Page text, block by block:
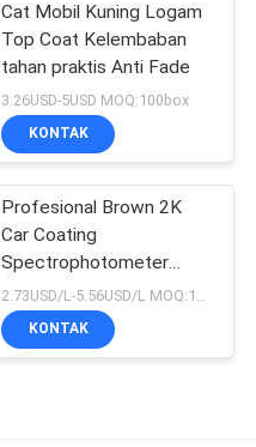
Cat Mobil Kuning Logam
Top Coat Kelembaban
tahan praktis Anti Fade
3.26USD-5USD MOQ:100box
KONTAK
Profesional Brown 2K
Car Coating
Spectrophotometer
Auto Refinish Repair
Produsen Cat Mobil
Otomotif
KONTAK